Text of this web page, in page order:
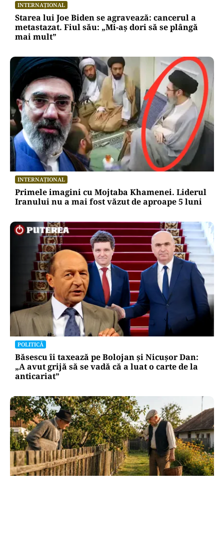
INTERNAȚIONAL
Starea lui Joe Biden se agravează: cancerul a
metastazat. Fiul său: „Mi-aș dori să se plângă
mai mult”
INTERNAȚIONAL
Primele imagini cu Mojtaba Khamenei. Liderul
Iranului nu a mai fost văzut de aproape 5 luni
POLITICĂ
Băsescu îi taxează pe Bolojan și Nicușor Dan:
„A avut grijă să se vadă că a luat o carte de la
anticariat”